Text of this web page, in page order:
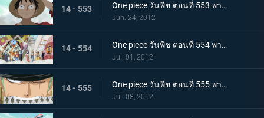
14 - 553 One piece วันพีช ตอนที่ 553 พากย์ไทย น้ำตาของชิราโฮชิ! ในที่สุดลูฟี่ก็ออกโรง
Jun. 24, 2012
14 - 554 One piece วันพีช ตอนที่ 554 พากย์ไทย ศึกครั้งใหญ่! กลุ่มหมวกฟาง ปะทะ ศัตรู 100,000 คน
Jul. 01, 2012
14 - 555 One piece วันพีช ตอนที่ 555 พากย์ไทย ระเบิดวิชาครั้งใหญ่! โซโล ซันจิ ออกจู่โจม!
Jul. 08, 2012